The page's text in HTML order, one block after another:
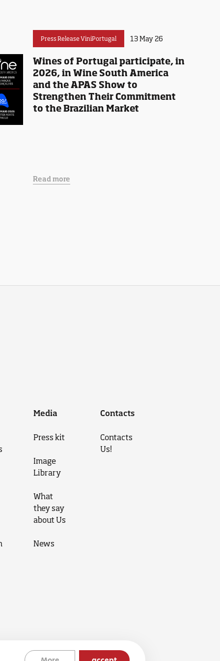
Press Release ViniPortugal 13 May 26
Wines of Portugal participate, in
2026, in Wine South America
and the APAS Show to
Strengthen Their Commitment
to the Brazilian Market
Read more
Media
Press kit
Image
Library
What
they say
about Us
News
Contacts
Contacts
Us!